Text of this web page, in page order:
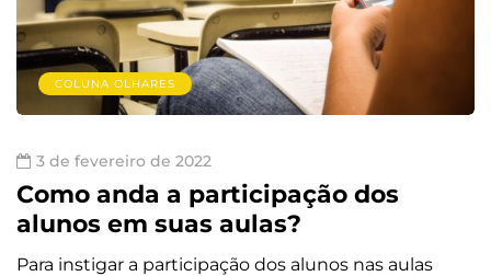
COLUNA OLHARES
3 de fevereiro de 2022
Como anda a participação dos
alunos em suas aulas?
Para instigar a participação dos alunos nas aulas